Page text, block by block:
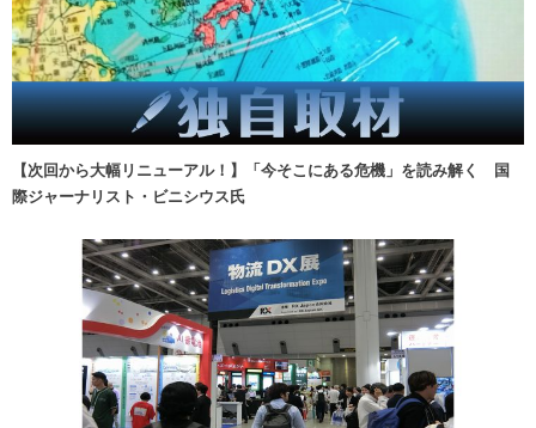
【次回から大幅リニューアル！】「今そこにある危機」を読み解く 国
際ジャーナリスト・ビニシウス氏